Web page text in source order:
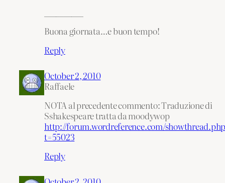
Buona giornata…e buon tempo!
Reply
October 2, 2010
Raffaele
NOTA al precedente commento: Traduzione di
Sshakespeare tratta da moodywop
http://forum.wordreference.com/
t=55023
Reply